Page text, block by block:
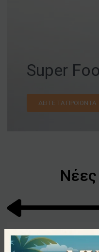
Super
ΔΕΊΤΕ ΤΑ ΠΡΟΪΌΝΤΑ
Νέες